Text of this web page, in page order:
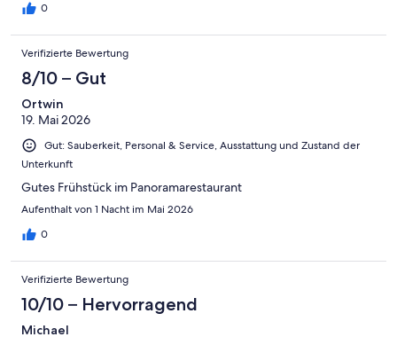
0
Verifizierte Bewertung
8/10 – Gut
Ortwin
19. Mai 2026
Gut: Sauberkeit, Personal & Service, Ausstattung und Zustand der
Unterkunft
Gutes Frühstück im Panoramarestaurant
Aufenthalt von 1 Nacht im Mai 2026
0
Verifizierte Bewertung
10/10 – Hervorragend
Michael